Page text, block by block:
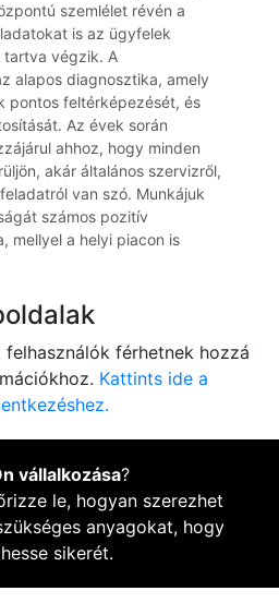
szemlélet révén a
is az ügyfelek
végzik. A
alapos diagnosztika, amely
pontos feltérképezését, és
Az évek során
ahhoz, hogy minden
akár általános szervizről,
van szó. Munkájuk
számos pozitív
mellyel a helyi piacon is
férhetnek hozzá
Kattints ide a
vállalkozása?
le, hogyan szerezhet
anyagokat, hogy
sikerét.